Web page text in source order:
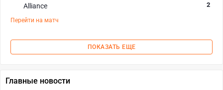
Alliance
2
Перейти на матч
ПОКАЗАТЬ ЕЩЕ
Главные новости